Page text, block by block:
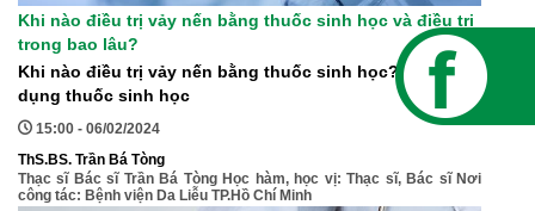
Khi nào điều trị vảy nến bằng thuốc sinh học và điều trị
trong bao lâu?
Khi nào điều trị vảy nến bằng thuốc sinh học? Và sử
dụng thuốc sinh học
15:00 - 06/02/2024
ThS.BS. Trần Bá Tòng
Thạc sĩ Bác sĩ Trần Bá Tòng Học hàm, học vị: Thạc sĩ, Bác sĩ Nơi
công tác: Bệnh viện Da Liễu TP.Hồ Chí Minh